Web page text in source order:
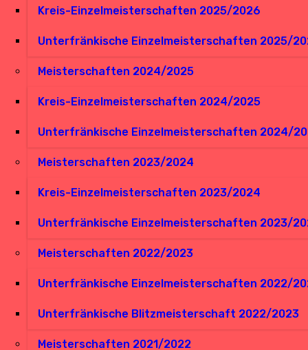
Kreis-Einzelmeisterschaften 2025/2026
Unterfränkische Einzelmeisterschaften 2025/
Meisterschaften 2024/2025
Kreis-Einzelmeisterschaften 2024/2025
Unterfränkische Einzelmeisterschaften 2024/
Meisterschaften 2023/2024
Kreis-Einzelmeisterschaften 2023/2024
Unterfränkische Einzelmeisterschaften 2023/
Meisterschaften 2022/2023
Unterfränkische Einzelmeisterschaften 2022/
Unterfränkische Blitzmeisterschaft 2022/2023
Meisterschaften 2021/2022